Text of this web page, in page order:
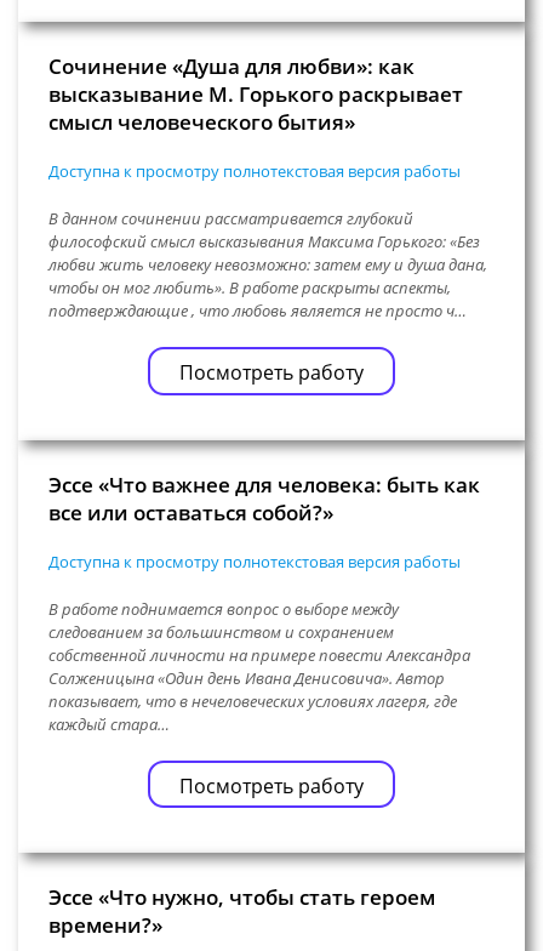
Сочинение «Душа для любви»: как
высказывание М. Горького раскрывает
смысл человеческого бытия»
Доступна к просмотру полнотекстовая версия работы
В данном сочинении рассматривается глубокий
философский смысл высказывания Максима Горького: «Без
любви жить человеку невозможно: затем ему и душа дана,
чтобы он мог любить». В работе раскрыты аспекты,
подтверждающие , что любовь является не просто ч…
Посмотреть работу
Эссе «Что важнее для человека: быть как
все или оставаться собой?»
Доступна к просмотру полнотекстовая версия работы
В работе поднимается вопрос о выборе между
следованием за большинством и сохранением
собственной личности на примере повести Александра
Солженицына «Один день Ивана Денисовича». Автор
показывает, что в нечеловеческих условиях лагеря, где
каждый стара…
Посмотреть работу
Эссе «Что нужно, чтобы стать героем
времени?»